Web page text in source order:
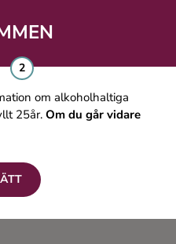
om alkoholhaltiga
25år.Om du går vidare
Bitter